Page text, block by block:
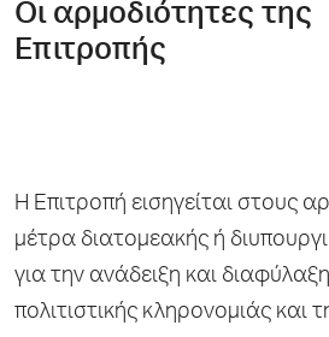
Οι αρμοδιότητες της
Επιτροπής
Η Επιτροπή εισηγείται στους
μέτρα διατομεακής ή
για την ανάδειξη και
πολιτιστικής κληρονομιάς και